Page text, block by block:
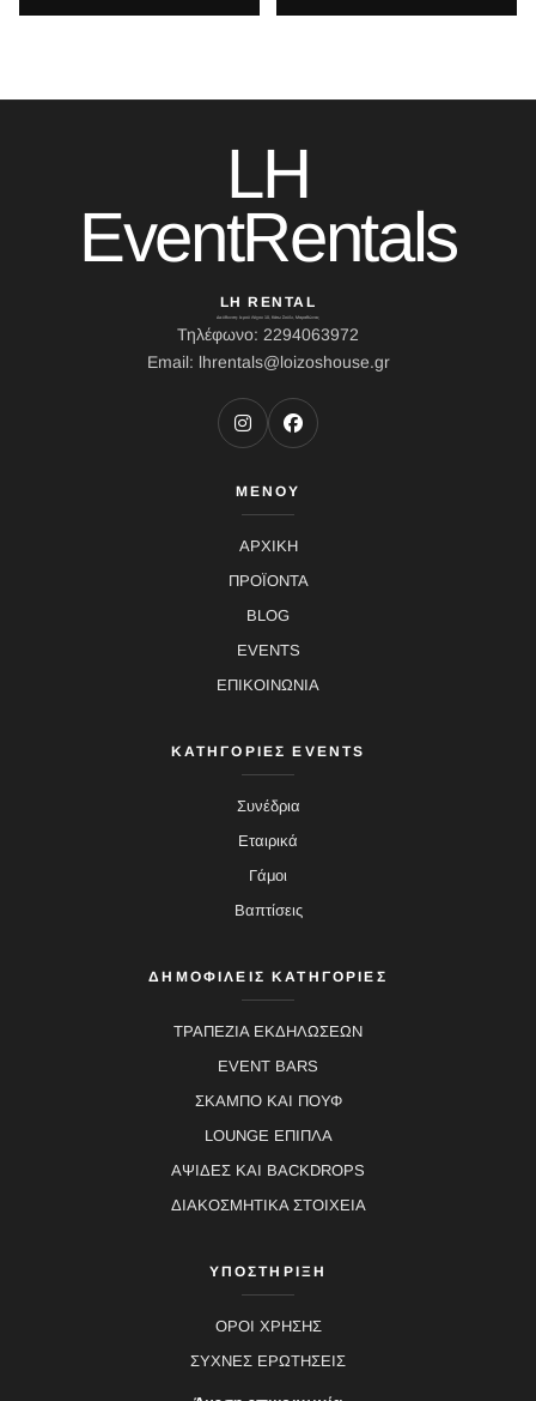
LH
EventRentals
LH RENTAL
Διεύθυνση: Ιερού Λόχου 10, Κάτω Σούλι, Μαραθώνας
Τηλέφωνο: 2294063972
Email: lhrentals@loizoshouse.gr
ΜΕΝΟΥ
ΑΡΧΙΚΗ
ΠΡΟΪΟΝΤΑ
BLOG
EVENTS
ΕΠΙΚΟΙΝΩΝΙΑ
ΚΑΤΗΓΟΡΙΕΣ EVENTS
Συνέδρια
Εταιρικά
Γάμοι
Βαπτίσεις
ΔΗΜΟΦΙΛΕΙΣ ΚΑΤΗΓΟΡΙΕΣ
ΤΡΑΠΕΖΙΑ ΕΚΔΗΛΩΣΕΩΝ
EVENT BARS
ΣΚΑΜΠΟ ΚΑΙ ΠΟΥΦ
LOUNGE ΕΠΙΠΛΑ
ΑΨΙΔΕΣ ΚΑΙ BACKDROPS
ΔΙΑΚΟΣΜΗΤΙΚΑ ΣΤΟΙΧΕΙΑ
ΥΠΟΣΤΗΡΙΞΗ
ΟΡΟΙ ΧΡΗΣΗΣ
ΣΥΧΝΕΣ ΕΡΩΤΗΣΕΙΣ